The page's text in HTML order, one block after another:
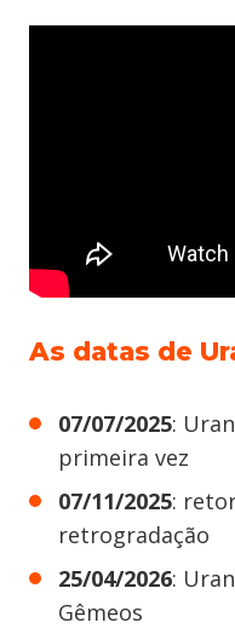
As datas de
07/07/2025:
primeira vez
07/11/2025:
retrogradação
25/04/2026:
Gêmeos